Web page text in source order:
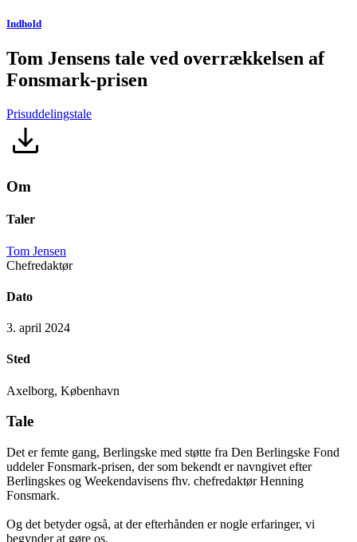
Indhold
Tom Jensens tale ved overrækkelsen af
Fonsmark-prisen
Prisuddelingstale
Om
Taler
Tom Jensen
Chefredaktør
Dato
3. april 2024
Sted
Axelborg, København
Tale
Det er femte gang, Berlingske med støtte fra Den Berlingske Fond
uddeler Fonsmark-prisen, der som bekendt er navngivet efter
Berlingskes og Weekendavisens fhv. chefredaktør Henning
Fonsmark.
Og det betyder også, at der efterhånden er nogle erfaringer, vi
begynder at gøre os.